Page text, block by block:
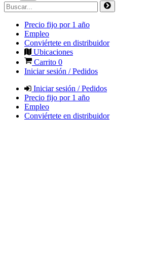
Precio fijo por 1 año
Empleo
Conviértete en distribuidor
Ubicaciones
Carrito 0
Iniciar sesión / Pedidos
Iniciar sesión / Pedidos
Precio fijo por 1 año
Empleo
Conviértete en distribuidor